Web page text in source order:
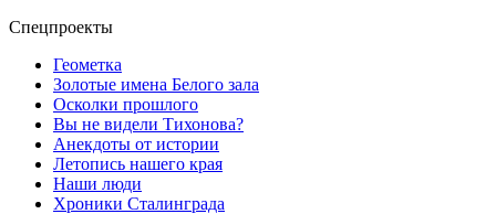
Спецпроекты
Геометка
Золотые имена Белого зала
Осколки прошлого
Вы не видели Тихонова?
Анекдоты от истории
Летопись нашего края
Наши люди
Хроники Сталинграда